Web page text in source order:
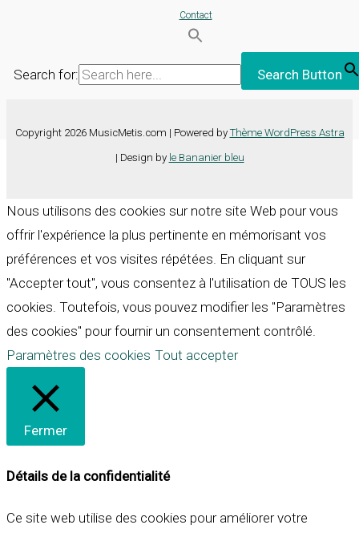
Contact
Search for: Search Button
Copyright 2026 MusicMetis.com | Powered by Thème WordPress Astra
| Design by le Bananier bleu
Nous utilisons des cookies sur notre site Web pour vous
offrir l'expérience la plus pertinente en mémorisant vos
préférences et vos visites répétées. En cliquant sur
"Accepter tout", vous consentez à l'utilisation de TOUS les
cookies. Toutefois, vous pouvez modifier les "Paramètres
des cookies" pour fournir un consentement contrôlé.
Paramètres des cookies Tout accepter
Fermer
Détails de la confidentialité
Ce site web utilise des cookies pour améliorer votre